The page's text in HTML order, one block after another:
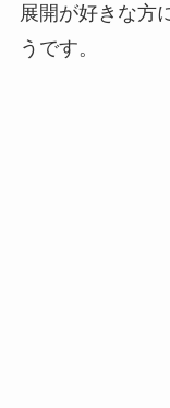
展開が好きな方
うです。